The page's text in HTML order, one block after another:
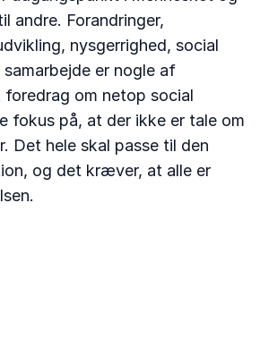
andre. Forandringer,
nysgerrighed, social
er nogle af
foredrag om netop social
fokus på, at der ikke er tale om
Det hele skal passe til den
og det kræver, at alle er